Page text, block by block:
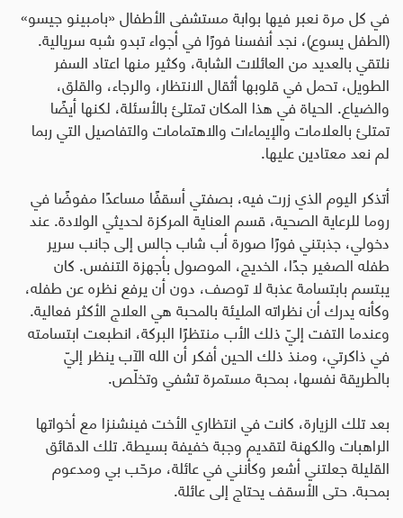
في كل مرة نعبر فيها بوابة مستشفى الأطفال «بامبينو جيسو»
(الطفل يسوع)، نجد أنفسنا فورًا في أجواء تبدو شبه سريالية.
نلتقي بالعديد من العائلات الشابة، وكثير منها اعتاد السفر
الطويل، تحمل في قلوبها أثقال الانتظار، والرجاء، والقلق،
والضياع. الحياة في هذا المكان تمتلئ بالأسئلة، لكنها أيضًا
تمتلئ بالعلامات والإيماءات والاهتمامات والتفاصيل التي ربما
لم نعد معتادين عليها.
أتذكر اليوم الذي زرت فيه، بصفتي أسقفًا مساعدًا مفوضًا في
روما للرعاية الصحية، قسم العناية المركزة لحديثي الولادة. عند
دخولي، جذبتني فورًا صورة أب شاب جالس إلى جانب سرير
طفله الصغير جدًا، الخديج، الموصول بأجهزة التنفس. كان
يبتسم بابتسامة عذبة لا توصف، دون أن يرفع نظره عن طفله،
وكأنه يدرك أن نظراته المليئة بالمحبة هي العلاج الأكثر فعالية.
وعندما التفت إليّ ذلك الأب منتظرًا البركة، انطبعت ابتسامته
في ذاكرتي، ومنذ ذلك الحين أفكر أن الله الآب ينظر إليّ
بالطريقة نفسها، بمحبة مستمرة تشفي وتخلّص.
بعد تلك الزيارة، كانت في انتظاري الأخت فينشنزا مع أخواتها
الراهبات والكهنة لتقديم وجبة خفيفة بسيطة. تلك الدقائق
القليلة جعلتني أشعر وكأنني في عائلة، مرحّب بي ومدعوم
بمحبة. حتى الأسقف يحتاج إلى عائلة.